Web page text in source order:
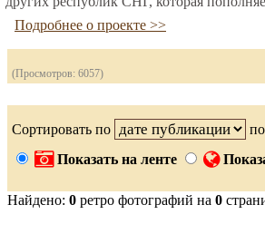
Подробнее о проекте >>
(Просмотров: 6057)
Сортировать по
по
Показать на ленте
Найдено: 0 ретро фотографий на 0